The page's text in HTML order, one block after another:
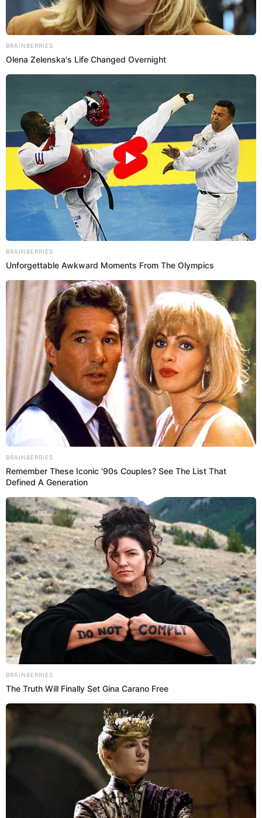
¿Belinda y 'Peso Pluma' tienen un romance
secreto? Estas son las pistas que dejaron los
cantantes
¿Nuevo romance en la vida de Belinda? Luego del cierre de su
historia con Christian Nodal, la mexicana ha sido vinculada con el
cantante 'Peso Pluma' por supuestos coqueteos.
Jessica García
Belinda
Belinda se pronuncia tras el embarazo de Cazzu,
novia de su ex Nodal: "Respeto a la nueva
¡Rompió su silencio! La cantante mexicana, Belinda, no pudo
reaccionar ante el cuestionamiento de la prensa por el embarazo de
Cazzu, la actual pareja de su ex Christian Nodal. ¿Qué dijo?